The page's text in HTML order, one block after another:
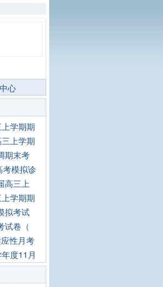
心
学期期
上学期
期末考
考模拟诊
高三上
学期期
拟考试
试卷（
性月考
度11月